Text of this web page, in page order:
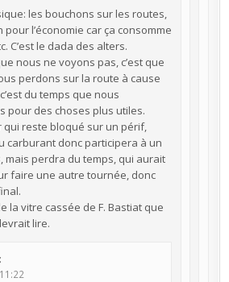
les bouchons sur les routes,
pour l’économie car ça consomme
C’est le dada des alters.
nous ne voyons pas, c’est que
perdons sur la route à cause
du temps que nous
pour des choses plus utiles.
qui reste bloqué sur un périf,
carburant donc participera à un
mais perdra du temps, qui aurait
faire une autre tournée, donc
la vitre cassée de F. Bastiat que
lire.